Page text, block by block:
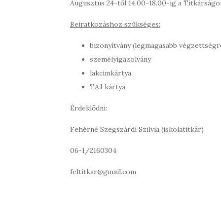
Augusztus 24-től 14.00-18.00-ig a
Beiratkozáshoz szükséges:
bizonyítvány (legmagasabb
személyigazolvány
lakcímkártya
TAJ kártya
Érdeklődni:
Fehérné Szegszárdi Szilvia (iskolatitkár)
06-1/2160304
feltitkar@gmail.com